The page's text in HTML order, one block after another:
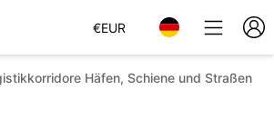
€EUR
Häfen, Schiene und Straßen